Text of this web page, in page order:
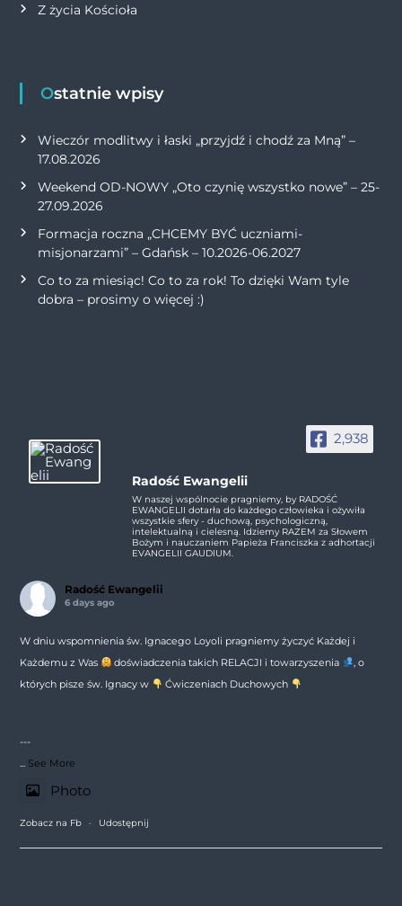
Z życia Kościoła
Ostatnie wpisy
Wieczór modlitwy i łaski „przyjdź i chodź za Mną” –
17.08.2026
Weekend OD-NOWY „Oto czynię wszystko nowe” – 25-
27.09.2026
Formacja roczna „CHCEMY BYĆ uczniami-
misjonarzami” – Gdańsk – 10.2026-06.2027
Co to za miesiąc! Co to za rok! To dzięki Wam tyle
dobra – prosimy o więcej :)
2,938
Radość Ewangelii
W naszej wspólnocie pragniemy, by RADOŚĆ
EWANGELII dotarła do każdego człowieka i ożywiła
wszystkie sfery - duchową, psychologiczną,
intelektualną i cielesną. Idziemy RAZEM za Słowem
Bożym i nauczaniem Papieża Franciszka z adhortacji
EVANGELII GAUDIUM.
Radość Ewangelii
6 days ago
W dniu wspomnienia św. Ignacego Loyoli pragniemy życzyć Każdej i
Każdemu z Was
doświadczenia takich RELACJI i towarzyszenia
, o
których pisze św. Ignacy w
Ćwiczeniach Duchowych
---
See More
Photo
Zobacz na Fb · Udostępnij